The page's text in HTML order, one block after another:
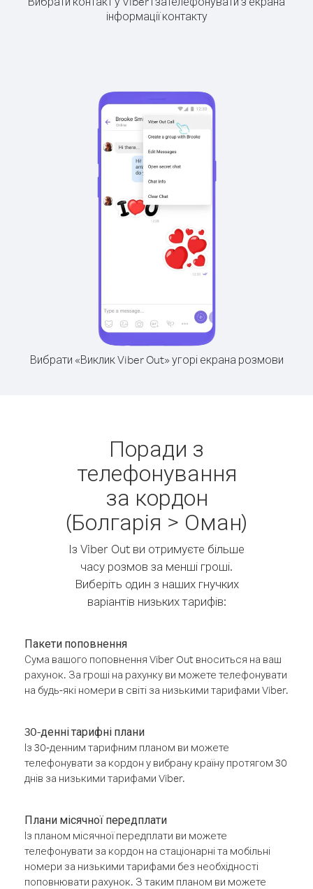
інформації контакту
Вибрати «Виклик Viber Out» угорі екрана розмови
Поради з
телефонування
за кордон
(Болгарія > Оман)
Із Viber Out ви отримуєте більше
часу розмов за менші гроші.
Виберіть один з наших гнучких
варіантів низьких тарифів:
Пакети поповнення
Сума вашого поповнення Viber Out вноситься на ваш
рахунок. За гроші на рахунку ви можете телефонувати
на будь-які номери в світі за низькими тарифами Viber.
30-денні тарифні плани
Із 30-денним тарифним планом ви можете
телефонувати за кордон у вибрану країну протягом 30
днів за низькими тарифами Viber.
Плани місячної передплати
Із планом місячної передплати ви можете
телефонувати за кордон на стаціонарні та мобільні
номери за низькими тарифами без необхідності
поповнювати рахунок. З таким планом ви можете